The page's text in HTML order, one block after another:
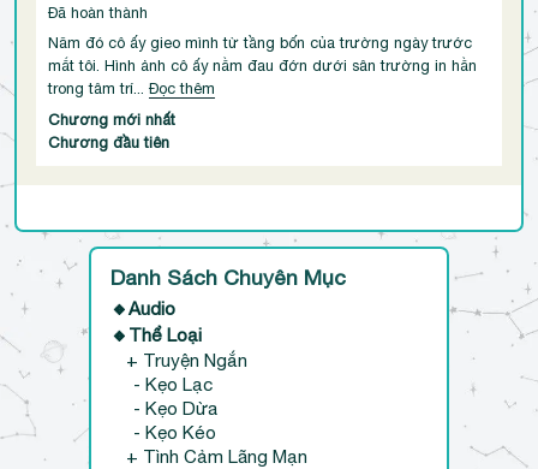
Đã hoàn thành
Năm đó cô ấy gieo mình từ tầng bốn của trường ngày trước
mắt tôi. Hình ảnh cô ấy nằm đau đớn dưới sân trường in hằn
trong tâm trí... Đọc thêm
Chương mới nhất
Chương đầu tiên
Danh Sách Chuyên Mục
🔸Audio
🔸Thể Loại
+ Truyện Ngắn
- Kẹo Lạc
- Kẹo Dừa
- Kẹo Kéo
+ Tình Cảm Lãng Mạn